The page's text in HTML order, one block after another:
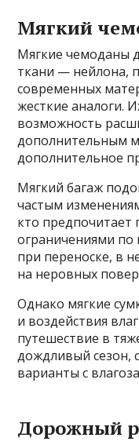
Мягкий
Мягкие чемоданы
ткани — нейлона,
современных
жесткие аналоги.
возможность
дополнительным
дополнительное
Мягкий багаж
частым
кто предпочитает
ограничениями по
при переноске, в
на неровных
Однако мягкие
и воздействия
путешествие в
дождливый сезон,
варианты с
Дорожный